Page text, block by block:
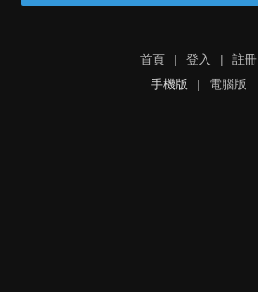
首頁 | 登入 |
註冊
手機版
| 電腦版